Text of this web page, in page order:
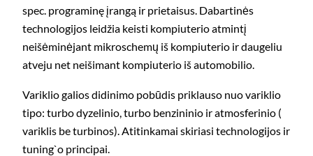
spec. programinę įrangą ir prietaisus. Dabartinės
technologijos leidžia keisti kompiuterio atmintį
neišėminėjant mikroschemų iš kompiuterio ir daugeliu
atveju net neišimant kompiuterio iš automobilio.
Variklio galios didinimo pobūdis priklauso nuo variklio
tipo: turbo dyzelinio, turbo benzininio ir atmosferinio (
variklis be turbinos). Atitinkamai skiriasi technologijos ir
tuning`o principai.